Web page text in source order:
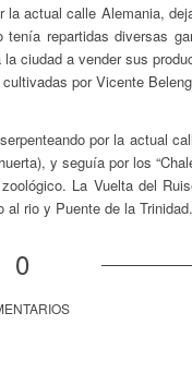
actual calle Alemania,
repartidas diversas
ciudad a vender sus
por Vicente
por la actual
y seguía por los
La Vuelta del
rio y Puente de la Trinidad.
0